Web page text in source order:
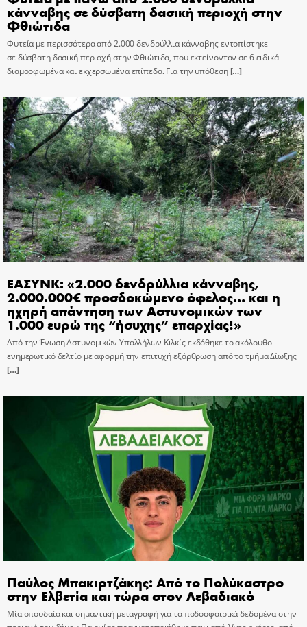
κάνναβης σε δύσβατη δασική περιοχή στην
Φθιώτιδα
Φυτεία με περισσότερα από 2.000 δενδρύλλια κάνναβης εντοπίστηκε
σε δύσβατη δασική περιοχή στην Φθιώτιδα, που εκτείνονταν σε 6 ειδικά
διαμορφωμένα και εκχερσωμένα επίπεδα. Για την υπόθεση[…]
ΕΑΣΥΝΚ: «2.000 δενδρύλλια κάνναβης,
2.000.000€ προσδοκώμενο όφελος… και η
ηχηρή απάντηση των Αστυνομικών των
1.000 ευρώ της “ήσυχης” επαρχίας!»
Από την Ένωση Αστυνομικών Υπαλλήλων Κιλκίς εκδόθηκε το ακόλουθο
ενημερωτικό δελτίο με αφορμή την επιτυχή εξάρθρωση από το τμήμα Δίωξης
[…]
Παύλος Μπακιρτζάκης: Από το Πολύκαστρο
στην Ελβετία και τώρα στον Λεβαδιακό
Μία σπουδαία και σημαντική μεταγραφή για τα ποδοσφαιρικά δεδομένα στην